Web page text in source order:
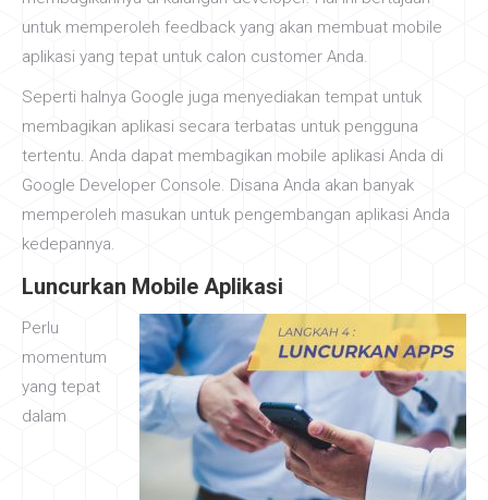
untuk memperoleh feedback yang akan membuat mobile
aplikasi yang tepat untuk calon customer Anda.
Seperti halnya Google juga menyediakan tempat untuk
membagikan aplikasi secara terbatas untuk pengguna
tertentu. Anda dapat membagikan mobile aplikasi Anda di
Google Developer Console. Disana Anda akan banyak
memperoleh masukan untuk pengembangan aplikasi Anda
kedepannya.
Luncurkan Mobile Aplikasi
Perlu
momentum
yang tepat
dalam